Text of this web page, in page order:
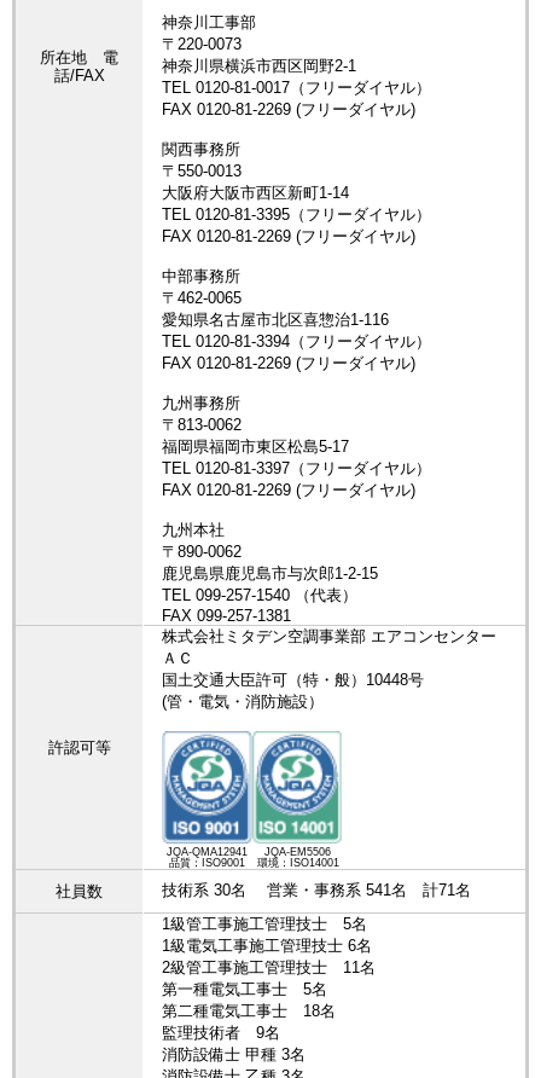
所在地 電
話/FAX
許認可等
株式会社ミタデン空調事業部 エアコンセンター
ＡＣ
国土交通大臣許可（特・般）10448号
(管・電気・消防施設）
JQA-QMA12941
品質：ISO9001
JQA-EM5506
環境：ISO14001
社員数 技術系 30名 営業・事務系 541名 計71名
1級管工事施工管理技士 5名
1級電気工事施工管理技士 6名
2級管工事施工管理技士 11名
第一種電気工事士 5名
第二種電気工事士 18名
監理技術者 9名
消防設備士 甲種 3名